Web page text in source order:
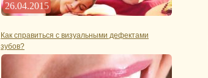
26.04.2015
Как справиться с визуальными дефектами
зубов?